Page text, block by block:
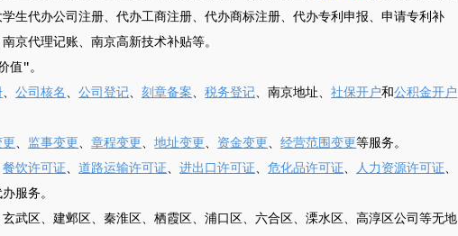
生代办公司注册、代办工商注册、代办商标注册、代办专利申报、申请专利补
京代理记账、南京高新技术补贴等。
值"。
、公司核名、公司登记、刻章备案、税务登记、南京地址、社保开户和公积金开户
、 监事变更、章程变更、地址变更、 资金变更、经营范围变更等服务。
餐饮许可证、道路运输许可证、进出口许可证、危化品许可证、 人力资源许可证、
服务。
武区、建邺区、秦淮区、栖霞区、浦口区、六合区、溧水区、高淳区公司等无地